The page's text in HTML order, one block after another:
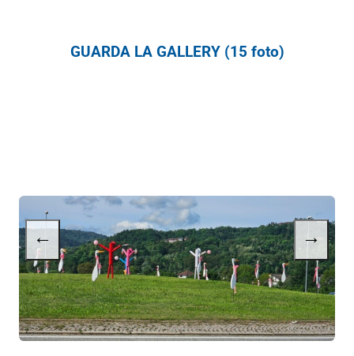
GUARDA LA GALLERY (15 foto)
← →